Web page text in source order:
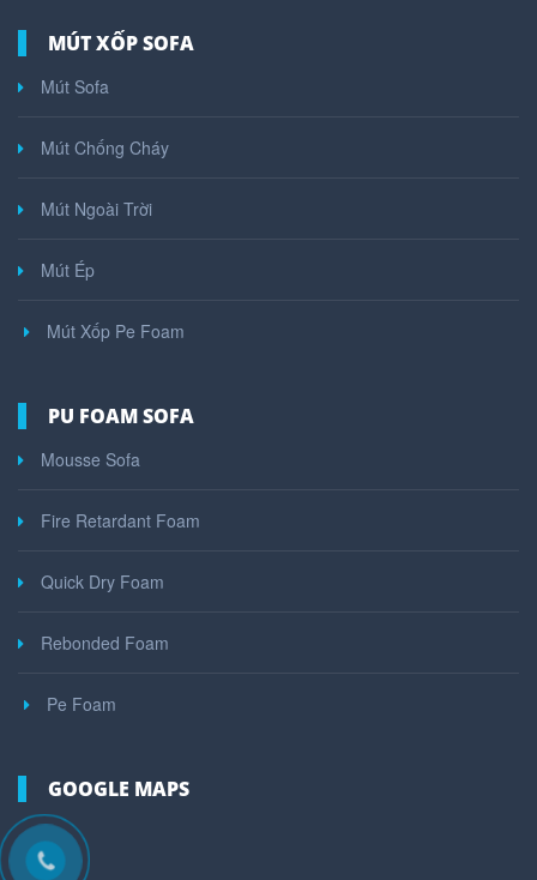
MÚT XỐP SOFA
Mút Sofa
Mút Chống Cháy
Mút Ngoài Trời
Mút Ép
Mút Xốp Pe Foam
PU FOAM SOFA
Mousse Sofa
Fire Retardant Foam
Quick Dry Foam
Rebonded Foam
Pe Foam
GOOGLE MAPS